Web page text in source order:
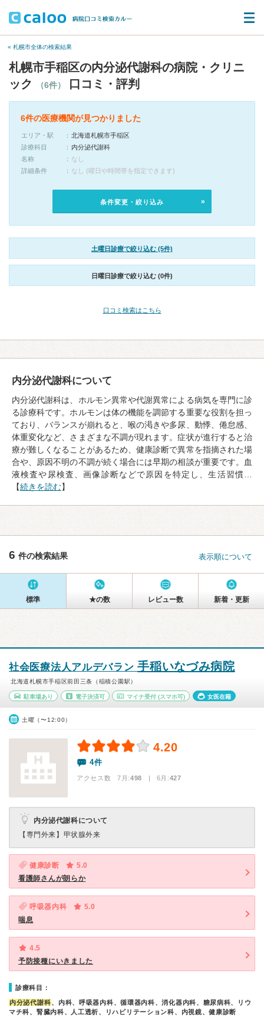
« 札幌市全体の検索結果
札幌市手稲区の内分泌代謝科の病院・クリニ
ック
（6件） 口コミ・評判
6件の医療機関が見つかりました
エリア・駅
北海道札幌市手稲区
診療科目
内分泌代謝科
名称
なし
詳細条件
なし (曜日や時間帯を指定できます)
条件変更・絞り込み
土曜日診療で絞り込む (5件)
日曜日診療で絞り込む (0件)
口コミ検索はこちら
内分泌代謝科について
内分泌代謝科は、ホルモン異常や代謝異常による病気を専門に診
る診療科です。ホルモンは体の機能を調節する重要な役割を担っ
ており、バランスが崩れると、喉の渇きや多尿、動悸、倦怠感、
体重変化など、さまざまな不調が現れます。症状が進行すると治
療が難しくなることがあるため、健康診断で異常を指摘された場
合や、原因不明の不調が続く場合には早期の相談が重要です。血
液検査や尿検査、画像診断などで原因を特定し、生活習慣…
【続きを読む】
6 件の検索結果 表示順について
標準 ★の数 レビュー数 新着・更新
社会医療法人アルデバラン手稲いなづみ病院
北海道札幌市手稲区前田三条（稲積公園駅）
駐車場あり 電子決済可 マイナ受付 (スマホ可) 女医在籍
土曜（〜12:00）
4.20
4件
アクセス数 7月:498 | 6月:427
内分泌代謝科について
【専門外来】 甲状腺外来
健康診断
5.0
看護師さんが朗らか
呼吸器内科
5.0
喘息
4.5
予防接種にいきました
診療科目：
内分泌代謝科、内科、呼吸器内科、循環器内科、消化器内科、糖尿病科、リウ
マチ科、腎臓内科、人工透析、リハビリテーション科、内視鏡、健康診断